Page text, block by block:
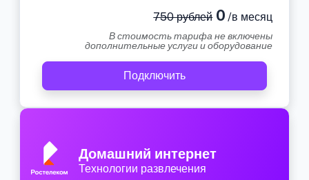
750 рублей0 /в месяц
В стоимость тарифа не включены
дополнительные услуги и оборудование
Подключить
Домашний интернет
Технологии развлечения